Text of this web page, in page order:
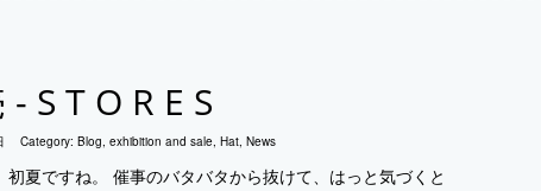
-STORES
Category: Blog, exhibition and sale, Hat, News
夏ですね。 催事のバタバタから抜けて、はっと気づくと